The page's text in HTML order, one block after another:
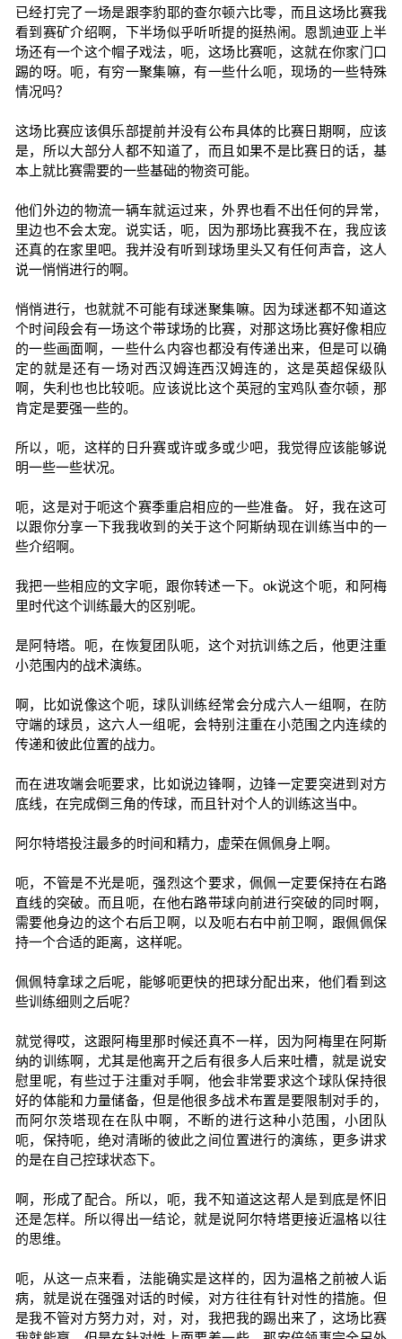
已经打完了一场是跟李豹耶的查尔顿六比零，而且这场比赛我
看到赛矿介绍啊，下半场似乎听听提的挺热闹。恩凯迪亚上半
场还有一个这个帽子戏法，呃，这场比赛呃，这就在你家门口
踢的呀。呃，有穷一聚集嘛，有一些什么呃，现场的一些特殊
情况吗？
这场比赛应该俱乐部提前并没有公布具体的比赛日期啊，应该
是，所以大部分人都不知道了，而且如果不是比赛日的话，基
本上就比赛需要的一些基础的物资可能。
他们外边的物流一辆车就运过来，外界也看不出任何的异常，
里边也不会太宠。说实话，呃，因为那场比赛我不在，我应该
还真的在家里吧。我并没有听到球场里头又有任何声音，这人
说一悄悄进行的啊。
悄悄进行，也就就不可能有球迷聚集嘛。因为球迷都不知道这
个时间段会有一场这个带球场的比赛，对那这场比赛好像相应
的一些画面啊，一些什么内容也都没有传递出来，但是可以确
定的就是还有一场对西汉姆连西汉姆连的，这是英超保级队
啊，失利也也比较呃。应该说比这个英冠的宝鸡队查尔顿，那
肯定是要强一些的。
所以，呃，这样的日升赛或许或多或少吧，我觉得应该能够说
明一些一些状况。
呃，这是对于呃这个赛季重启相应的一些准备。 好，我在这可
以跟你分享一下我我收到的关于这个阿斯纳现在训练当中的一
些介绍啊。
我把一些相应的文字呃，跟你转述一下。ok说这个呃，和阿梅
里时代这个训练最大的区别呢。
是阿特塔。呃，在恢复团队呃，这个对抗训练之后，他更注重
小范围内的战术演练。
啊，比如说像这个呃，球队训练经常会分成六人一组啊，在防
守端的球员，这六人一组呢，会特别注重在小范围之内连续的
传递和彼此位置的战力。
而在进攻端会呃要求，比如说边锋啊，边锋一定要突进到对方
底线，在完成倒三角的传球，而且针对个人的训练这当中。
阿尔特塔投注最多的时间和精力，虚荣在佩佩身上啊。
呃，不管是不光是呃，强烈这个要求，佩佩一定要保持在右路
直线的突破。而且呃，在他右路带球向前进行突破的同时啊，
需要他身边的这个右后卫啊，以及呃右右中前卫啊，跟佩佩保
持一个合适的距离，这样呢。
佩佩特拿球之后呢，能够呃更快的把球分配出来，他们看到这
些训练细则之后呢？
就觉得哎，这跟阿梅里那时候还真不一样，因为阿梅里在阿斯
纳的训练啊，尤其是他离开之后有很多人后来吐槽，就是说安
慰里呢，有些过于注重对手啊，他会非常要求这个球队保持很
好的体能和力量储备，但是他很多战术布置是要限制对手的，
而阿尔茨塔现在在队中啊，不断的进行这种小范围，小团队
呃，保持呃，绝对清晰的彼此之间位置进行的演练，更多讲求
的是在自己控球状态下。
啊，形成了配合。所以，呃，我不知道这这帮人是到底是怀旧
还是怎样。所以得出一结论，就是说阿尔特塔更接近温格以往
的思维。
呃，从这一点来看，法能确实是这样的，因为温格之前被人诟
病，就是说在强强对话的时候，对方往往有针对性的措施。但
是我不管对方努力对，对，对，我把我的踢出来了，这场比赛